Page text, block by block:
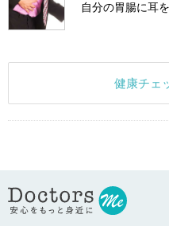
自分の胃腸に耳
健康チェ